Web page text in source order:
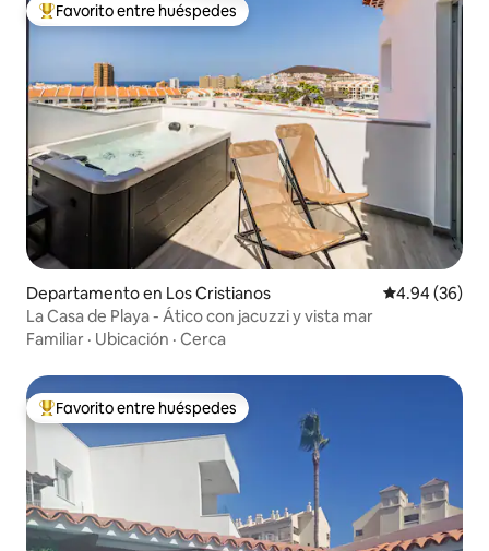
De los mejores en Favorito entre huéspedes
Favorito entre huéspedes
Departamento en Los Cristianos Calificación
4.94 (36)
La Casa de Playa - Ático con jacuzzi y vista mar
Familiar · Ubicación · Cerca
De los mejores en Favorito entre huéspedes
Favorito entre huéspedes